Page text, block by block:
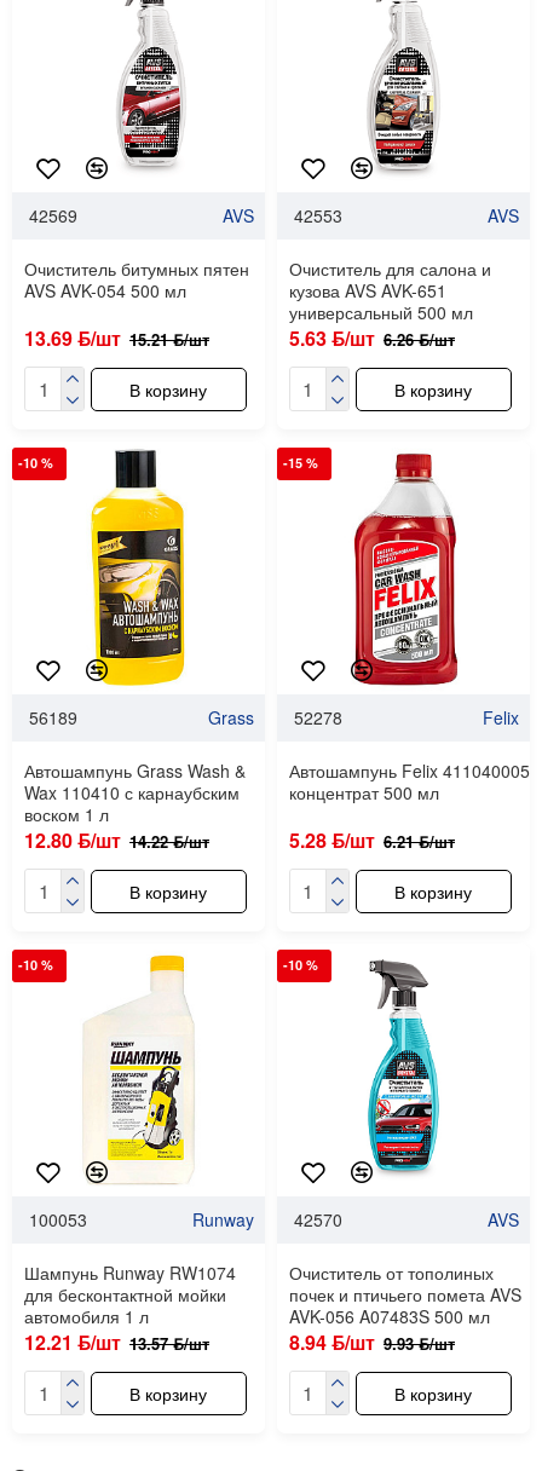
42569 AVS
Очиститель битумных пятен
AVS AVK-054 500 мл
13.69 ƃ/шт 15.21 ƃ/шт
В корзину
42553 AVS
Очиститель для салона и
кузова AVS AVK-651
универсальный 500 мл
5.63 ƃ/шт 6.26 ƃ/шт
В корзину
-10 %
56189 Grass
Автошампунь Grass Wash &
Wax 110410 с карнаубским
воском 1 л
12.80 ƃ/шт 14.22 ƃ/шт
В корзину
-15 %
52278 Felix
Автошампунь Felix 411040005
концентрат 500 мл
5.28 ƃ/шт 6.21 ƃ/шт
В корзину
-10 %
100053 Runway
Шампунь Runway RW1074
для бесконтактной мойки
автомобиля 1 л
12.21 ƃ/шт 13.57 ƃ/шт
В корзину
-10 %
42570 AVS
Очиститель от тополиных
почек и птичьего помета AVS
AVK-056 A07483S 500 мл
8.94 ƃ/шт 9.93 ƃ/шт
В корзину